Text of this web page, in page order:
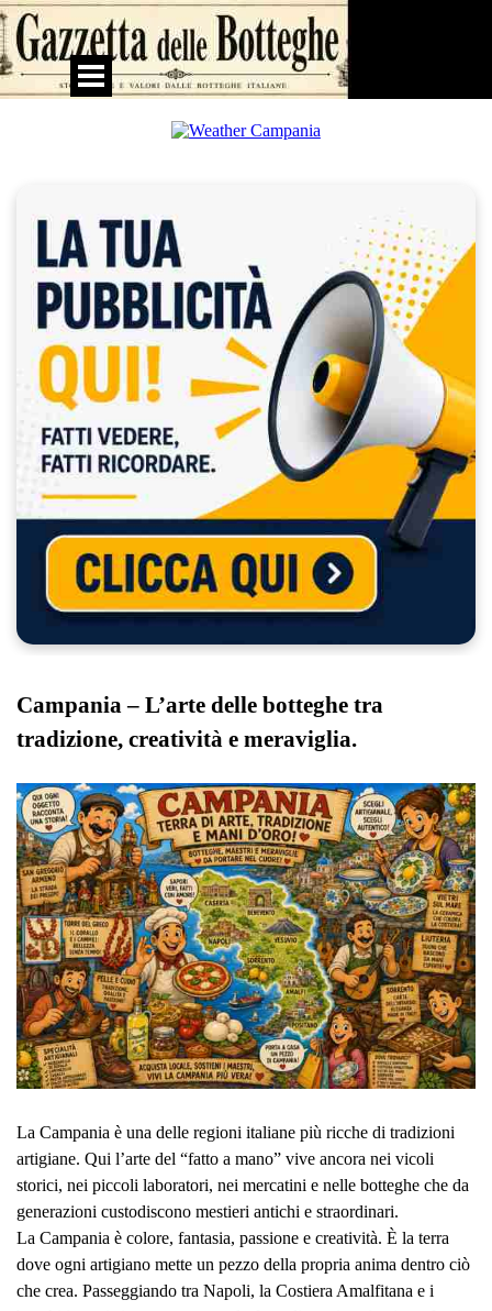
Vai ai contenuti
Salta menù
Campania – L’arte delle botteghe tra
tradizione, creatività e meraviglia.
La Campania è una delle regioni italiane più ricche di tradizioni
artigiane. Qui l’arte del “fatto a mano” vive ancora nei vicoli
storici, nei piccoli laboratori, nei mercatini e nelle botteghe che da
generazioni custodiscono mestieri antichi e straordinari.
La Campania è colore, fantasia, passione e creatività. È la terra
dove ogni artigiano mette un pezzo della propria anima dentro ciò
che crea. Passeggiando tra Napoli, la Costiera Amalfitana e i